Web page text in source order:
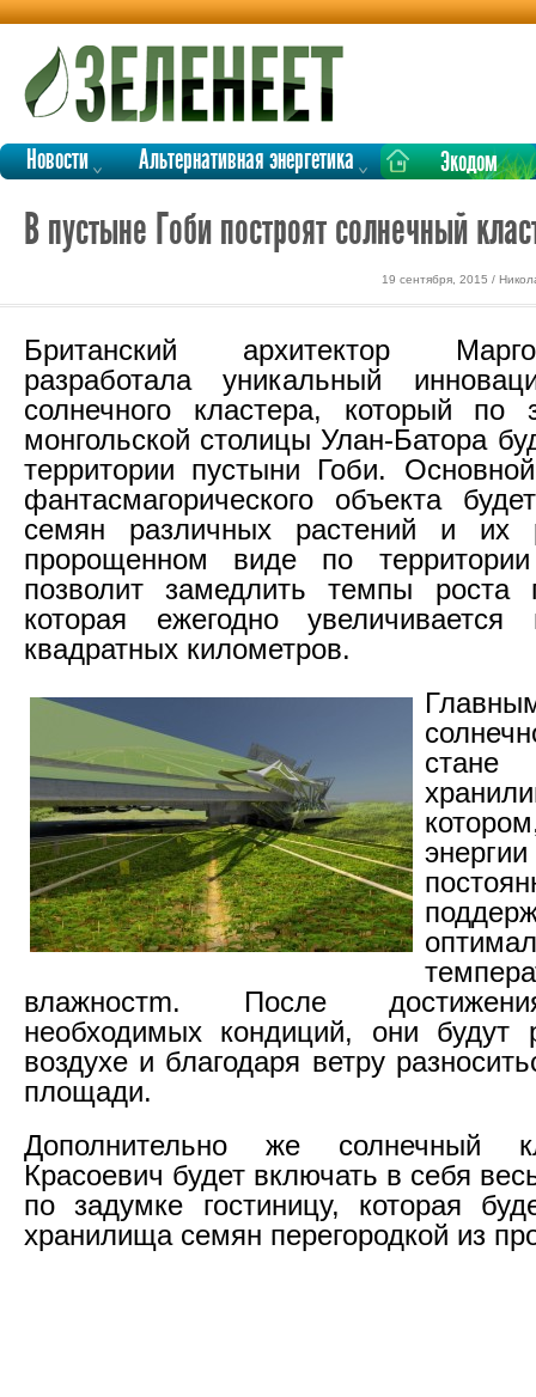
Новости Альтернативная энергетика Экодом
В пустыне Гоби построят солнечный
19 сентября, 2015 /
Британский архитектор
разработала уникальный
солнечного кластера, который по
монгольской столицы Улан-Батора
территории пустыни Гоби.
фантасмагорического объекта
семян различных растений и их
пророщенном виде по
позволит замедлить темпы роста
которая ежегодно
квадратных километров.
влажностm. После
необходимых кондиций, они будут
воздухе и благодаря ветру
площади.
Дополнительно же солнечный
Красоевич будет включать в себя
по задумке гостиницу, которая
хранилища семян перегородкой из